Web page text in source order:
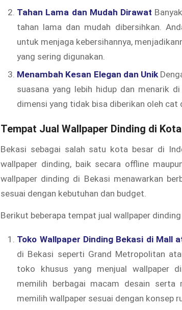
Tahan Lama dan Mudah Dirawat
tahan lama dan mudah dibersihkan.
untuk menjaga kebersihannya,
yang sering digunakan.
Menambah Kesan Elegan dan Unik
suasana yang lebih hidup dan menarik
dimensi yang tidak bisa diberikan oleh cat
Tempat Jual Wallpaper Dinding di
Bekasi sebagai salah satu kota besar di
wallpaper dinding, baik secara offline
wallpaper dinding di Bekasi menawarkan
sesuai dengan kebutuhan dan budget.
Berikut beberapa tempat jual wallpaper
Toko Wallpaper Dinding Bekasi di Mall
di Bekasi seperti Grand Metropolitan
toko khusus yang menjual wallpaper
memilih berbagai macam desain
memilih wallpaper sesuai dengan konsep